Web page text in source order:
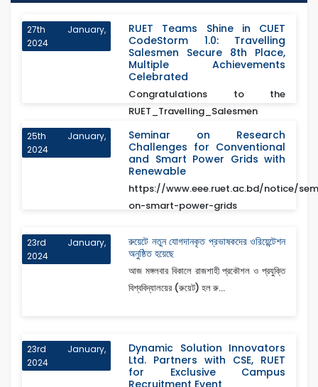
27th January,
2024
RUET Teams Shine in CUET
CodeStorm 1.0: Travelling
Salesmen Secure 8th Place,
Multiple Achievements
Celebrated
Congratulations to the
RUET_Travelling_Salesmen
team (Arnab Baishnab, Sayeef
Mah...
25th January,
2024
Seminar on Research
Challenges for Conventional
and Smart Power Grids with
Renewable
https://www.eee.ruet.ac.bd/notice/
on-smart-power-grids
23rd January,
2024
রুয়েটে নতুন যোগদানকৃত প্রভাষকদের ওরিয়েন্টেশন
অনুষ্ঠিত হয়েছে
আজ মঙ্গলবার বিকালে রাজশাহী প্রকৌশল ও প্রযুক্তি
বিশ্ববিদ্যালয়ের (রুয়েট) হল রু...
23rd January,
2024
Dynamic Solution Innovators
Ltd. Partners with CSE, RUET
for Exclusive Campus